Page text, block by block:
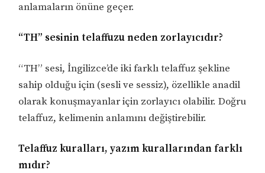
anlamaların önüne geçer.
“TH” sesinin telaffuzu neden zorlayıcıdır?
“TH” sesi, İngilizce’de iki farklı telaffuz şekline
sahip olduğu için (sesli ve sessiz), özellikle anadil
olarak konuşmayanlar için zorlayıcı olabilir. Doğru
telaffuz, kelimenin anlamını değiştirebilir.
Telaffuz kuralları, yazım kurallarından farklı
mıdır?